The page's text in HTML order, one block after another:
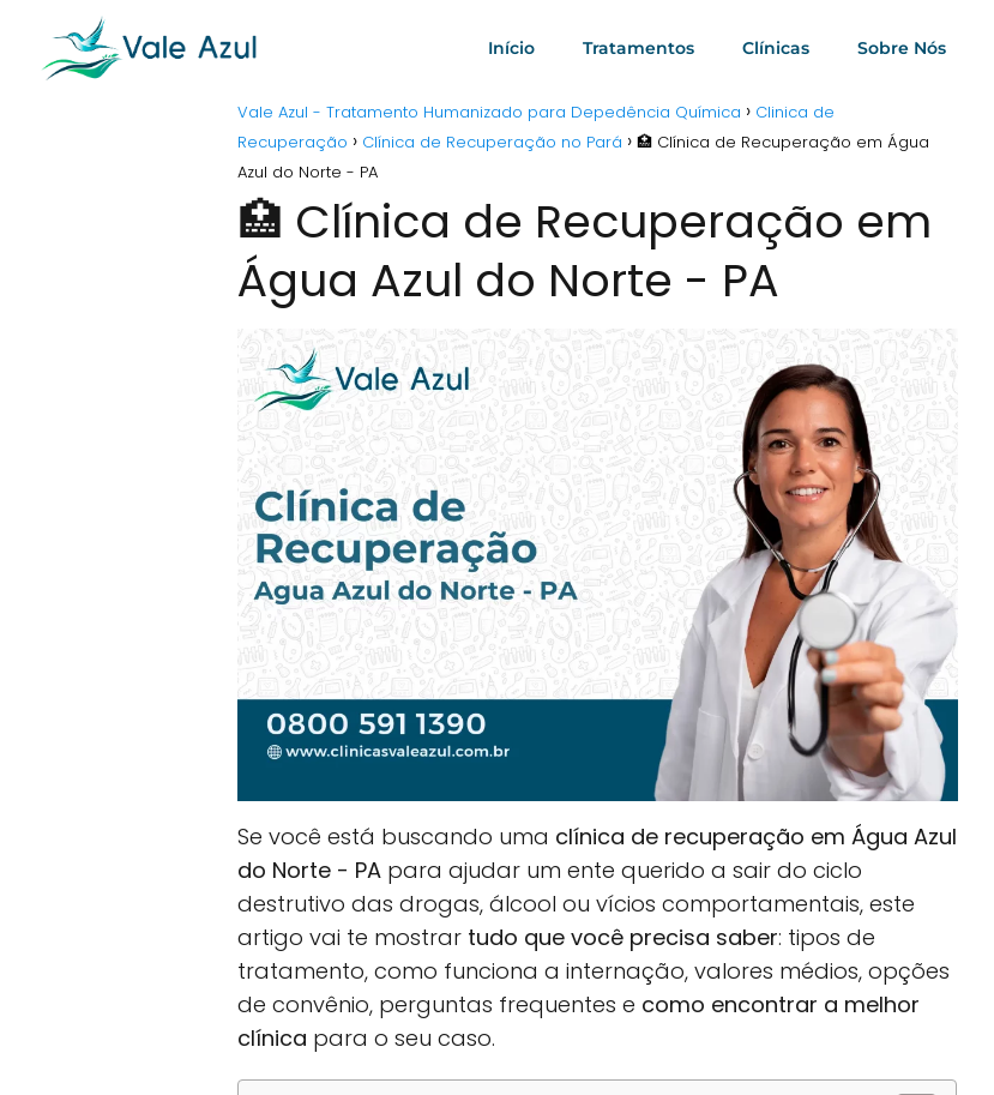
Início Tratamentos Clínicas Sobre Nós
Vale Azul - Tratamento Humanizado para Depedência Química
Clinica de
Recuperação
Clínica de Recuperação no Pará
🏥 Clínica de Recuperação em Água
Azul do Norte - PA
🏥 Clínica de Recuperação em
Água Azul do Norte - PA
Se você está buscando uma clínica de recuperação em Água Azul
do Norte - PA para ajudar um ente querido a sair do ciclo
destrutivo das drogas, álcool ou vícios comportamentais, este
artigo vai te mostrar tudo que você precisa saber: tipos de
tratamento, como funciona a internação, valores médios, opções
de convênio, perguntas frequentes e como encontrar a melhor
clínica para o seu caso.